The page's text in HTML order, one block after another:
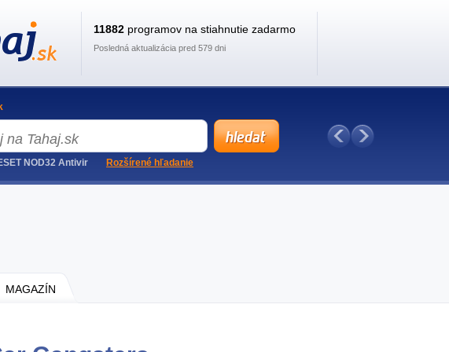
MAGAZÍN
11882 programov na stiahnutie zadarmo
Posledná aktualizácia pred 579 dni
NOD32 Antivir Rozšírené hľadanie